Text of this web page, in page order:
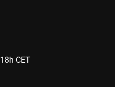
CET